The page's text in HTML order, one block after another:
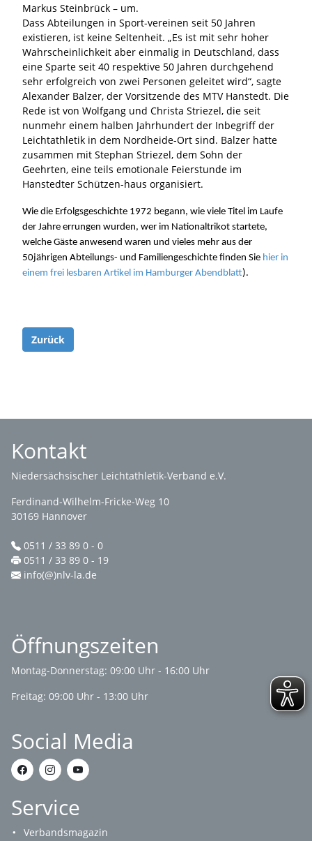
Markus Steinbrück – um.
Dass Abteilungen in Sport-vereinen seit 50 Jahren
existieren, ist keine Seltenheit. „Es ist mit sehr hoher
Wahrscheinlichkeit aber einmalig in Deutschland, dass
eine Sparte seit 40 respektive 50 Jahren durchgehend
sehr erfolgreich von zwei Personen geleitet wird“, sagte
Alexander Balzer, der Vorsitzende des MTV Hanstedt. Die
Rede ist von Wolfgang und Christa Striezel, die seit
nunmehr einem halben Jahrhundert der Inbegriff der
Leichtathletik in dem Nordheide-Ort sind. Balzer hatte
zusammen mit Stephan Striezel, dem Sohn der
Geehrten, eine teils emotionale Feierstunde im
Hanstedter Schützen-haus organisiert.
Wie die Erfolgsgeschichte 1972 begann, wie viele Titel im Laufe
der Jahre errungen wurden, wer im Nationaltrikot startete,
welche Gäste anwesend waren und vieles mehr aus der
50jährigen Abteilungs- und Familiengeschichte finden Sie hier in
einem frei lesbaren Artikel im Hamburger Abendblatt).
Zurück
Kontakt
Niedersächsischer Leichtathletik-Verband e.V.
Ferdinand-Wilhelm-Fricke-Weg 10
30169 Hannover
0511 / 33 89 0 - 0
0511 / 33 89 0 - 19
info(@)nlv-la.de
Öffnungszeiten
Montag-Donnerstag: 09:00 Uhr - 16:00 Uhr
Freitag: 09:00 Uhr - 13:00 Uhr
Social Media
Service
Verbandsmagazin